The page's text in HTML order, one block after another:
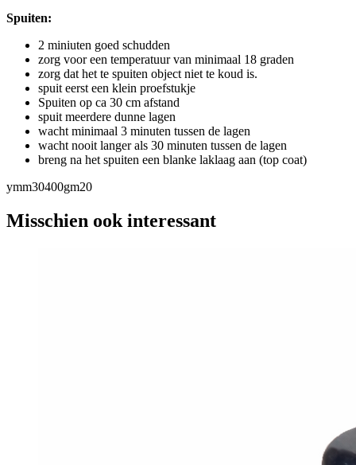
Spuiten:
2 miniuten goed schudden
zorg voor een temperatuur van minimaal 18 graden
zorg dat het te spuiten object niet te koud is.
spuit eerst een klein proefstukje
Spuiten op ca 30 cm afstand
spuit meerdere dunne lagen
wacht minimaal 3 minuten tussen de lagen
wacht nooit langer als 30 minuten tussen de lagen
breng na het spuiten een blanke laklaag aan (top coat)
ymm30400gm20
Misschien ook interessant